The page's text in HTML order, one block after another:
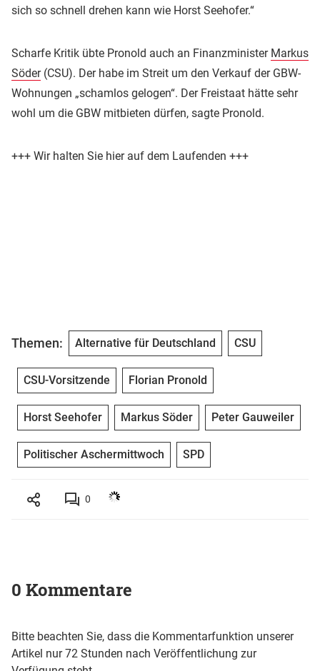
sich so schnell drehen kann wie Horst Seehofer.“
Scharfe Kritik übte Pronold auch an Finanzminister Markus
Söder(CSU). Der habe im Streit um den Verkauf der GBW-
Wohnungen „schamlos gelogen“. Der Freistaat hätte sehr
wohl um die GBW mitbieten dürfen, sagte Pronold.
+++ Wir halten Sie hier auf dem Laufenden +++
Themen: Alternative für Deutschland CSU
CSU-Vorsitzende Florian Pronold
Horst Seehofer Markus Söder Peter Gauweiler
Politischer Aschermittwoch SPD
0
0 Kommentare
Bitte beachten Sie, dass die Kommentarfunktion unserer
Artikel nur 72 Stunden nach Veröffentlichung zur